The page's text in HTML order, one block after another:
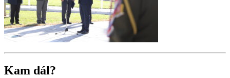
Kam dál?